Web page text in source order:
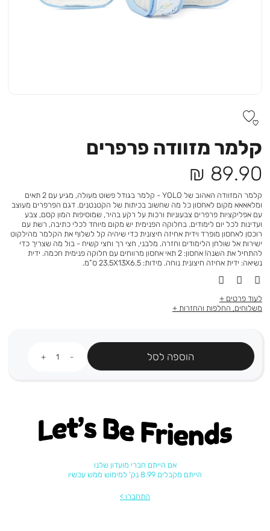
קלמר מזוודה פרפרים
מחיר
מוצר
89.90 ₪
קלמר המזוודה האהוב של YOLO - קלמר בגודל פשוט מעולה, מגיע עם 2 תאים
ומלאאאא מקום לאחסון כל מה שחשוב בכיתות של הקטנטנים. דגם הפרפרים מעוצב
עם אפליקציות פרפרים צבעוניות ורכות על רקע בהיר, שמוסיפות המון קסם, צבע
ועדינות לכל יום לימודים. בחלוקה הפנימית יש מקום מיוחד לכלי כתיבה, רשת עם
רוכסן לאחסון מופרד וידית אחיזה חיצונית כדי שיהיה קל לשלוף את הקלמר מהילקוט
ישירות אל שולחן הלימודים וחזרה. מלבני, חצי רך וחצי קשיח - בול מה שצריך כדי
להתחיל את השנה! אחסון: 2 תאי אחסון מרווחים עם חלוקה פנימית חכמה. ידית
נשיאה: ידית אחיזה חיצונית נוחה. מידות: 23.5X13X6.5 ס”מ.
לעוד פרטים
משלוחים, החלפות והחזרות
הוספה לסל
Let's be friends
אם הייתם חברי מועדון שלנו
הייתם מקבלים 8.99 נק' למימוש ממש עכשיו
התחברו